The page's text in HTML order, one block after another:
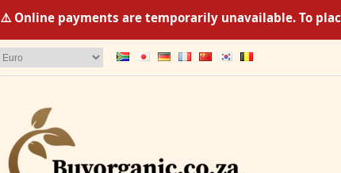
⚠️ Online payments are temporarily unavailable. To